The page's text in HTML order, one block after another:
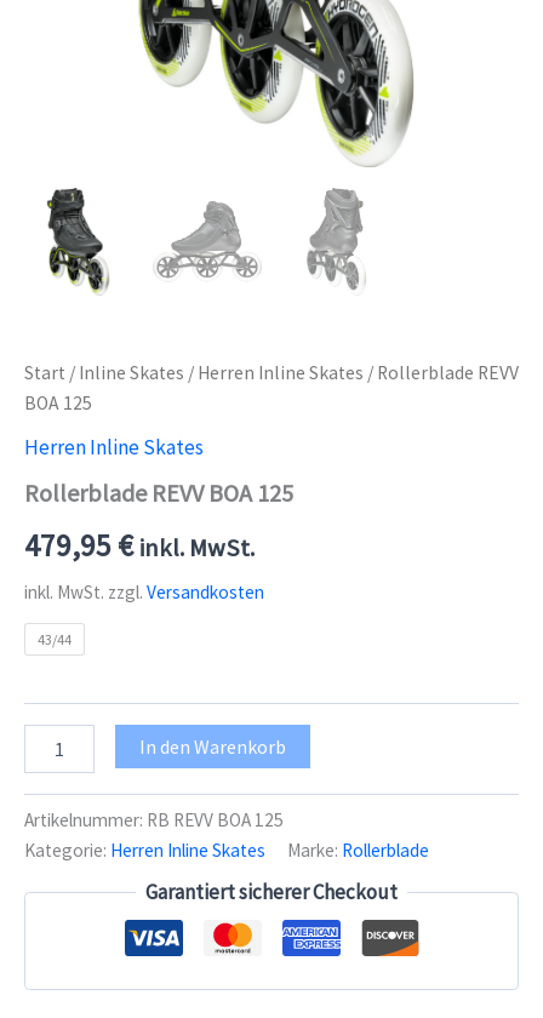
Start / Inline Skates / Herren Inline Skates / Rollerblade REVV
BOA 125
Herren Inline Skates
Rollerblade REVV BOA 125
479,95€ inkl. MwSt.
inkl. MwSt. zzgl. Versandkosten
43/44
REVV
125
Menge
In den Warenkorb
Artikelnummer: RB REVV BOA 125
Kategorie: Herren Inline Skates Marke: Rollerblade
Garantiert sicherer Checkout